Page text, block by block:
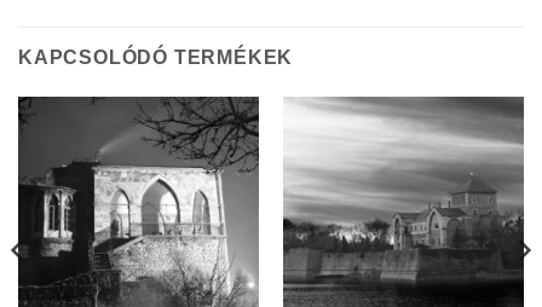
KAPCSOLÓDÓ TERMÉKEK